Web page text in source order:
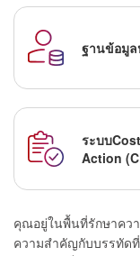
ฐานข้อมู
ระบบ
Action
คุณอยู่ในพื้นที่รักษาคว
ความสำคัญกับบรรทั